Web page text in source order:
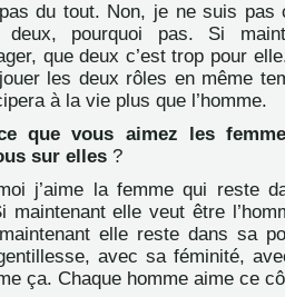
du tout. Non, je ne suis pas
pourquoi pas. Si
que deux c’est trop pour
les deux rôles en même
à la vie plus que l’homme.
que vous aimez les
sur elles ?
j’aime la femme qui reste
maintenant elle veut être
elle reste dans sa
avec sa féminité,
ça. Chaque homme aime ce